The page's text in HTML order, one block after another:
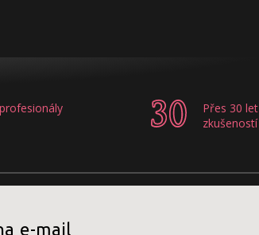
Přes 30 let
zkušeností
e-mail